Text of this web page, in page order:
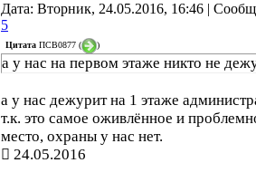
Дата: Вторник, 24.05.2016, 16:46 |
5
Цитата ПСВ0877 ( )
а у нас на первом этаже никто не
а у нас дежурит на 1 этаже
т.к. это самое оживлённое и
место, охраны у нас нет.
24.05.2016